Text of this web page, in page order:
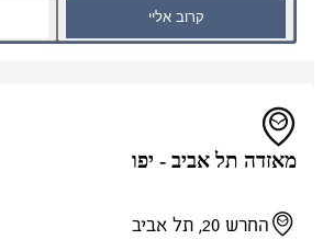
קרוב אליי
מאזדה תל אביב - יפו
החרש 20, תל אביב